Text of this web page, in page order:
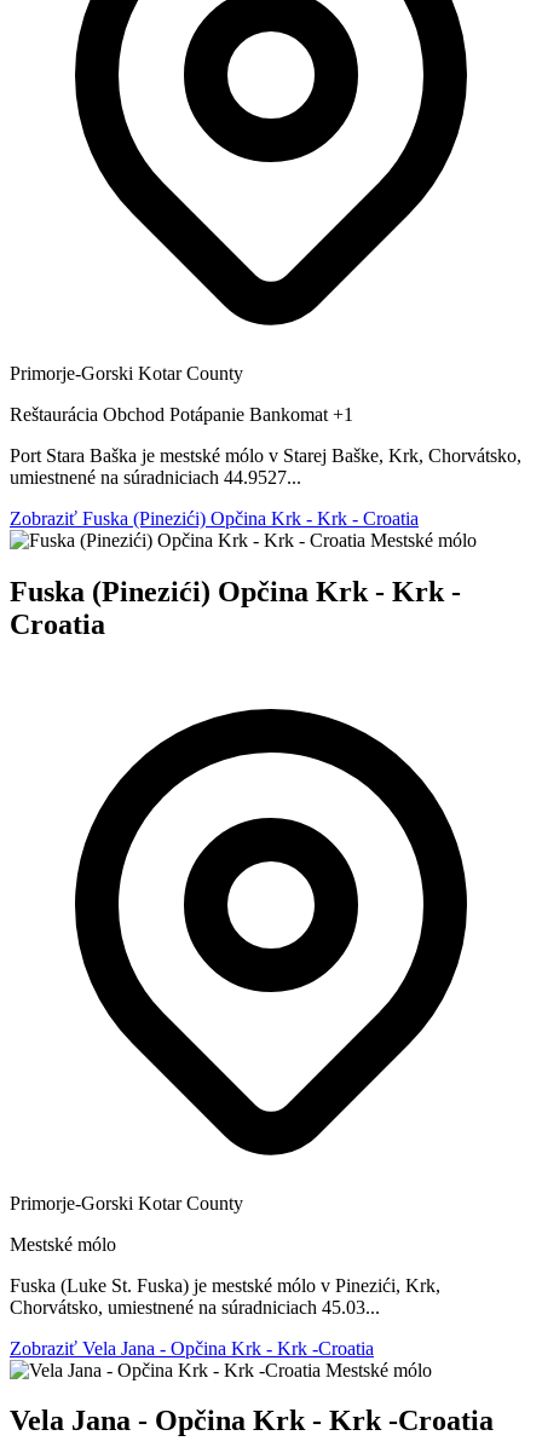
Primorje-Gorski Kotar County
Reštaurácia Obchod Potápanie Bankomat +1
Port Stara Baška je mestské mólo v Starej Baške, Krk, Chorvátsko,
umiestnené na súradniciach 44.9527...
Zobraziť Fuska (Pinezići) Opčina Krk - Krk - Croatia
Mestské mólo
Fuska (Pinezići) Opčina Krk - Krk -
Croatia
Primorje-Gorski Kotar County
Mestské mólo
Fuska (Luke St. Fuska) je mestské mólo v Pinezići, Krk,
Chorvátsko, umiestnené na súradniciach 45.03...
Zobraziť Vela Jana - Opčina Krk - Krk -Croatia
Mestské mólo
Vela Jana - Opčina Krk - Krk -Croatia